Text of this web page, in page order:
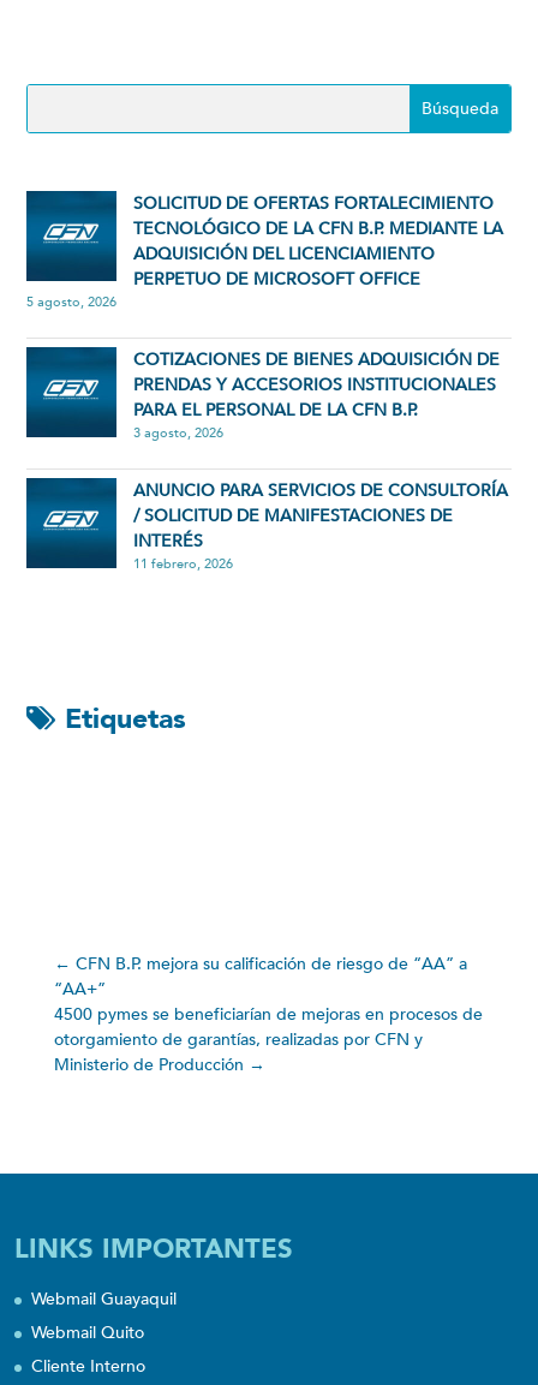
SOLICITUD DE OFERTAS FORTALECIMIENTO
TECNOLÓGICO DE LA CFN B.P. MEDIANTE LA
ADQUISICIÓN DEL LICENCIAMIENTO
PERPETUO DE MICROSOFT OFFICE
5 agosto, 2026
COTIZACIONES DE BIENES ADQUISICIÓN DE
PRENDAS Y ACCESORIOS INSTITUCIONALES
PARA EL PERSONAL DE LA CFN B.P.
3 agosto, 2026
ANUNCIO PARA SERVICIOS DE CONSULTORÍA
/ SOLICITUD DE MANIFESTACIONES DE
INTERÉS
11 febrero, 2026
Etiquetas
← CFN B.P. mejora su calificación de riesgo de “AA” a
“AA+”
4500 pymes se beneficiarían de mejoras en procesos de
otorgamiento de garantías, realizadas por CFN y
Ministerio de Producción →
LINKS IMPORTANTES
Webmail Guayaquil
Webmail Quito
Cliente Interno